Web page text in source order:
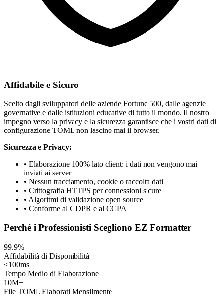
Affidabile e Sicuro
Scelto dagli sviluppatori delle aziende Fortune 500, dalle agenzie
governative e dalle istituzioni educative di tutto il mondo. Il nostro
impegno verso la privacy e la sicurezza garantisce che i vostri dati di
configurazione TOML non lascino mai il browser.
Sicurezza e Privacy:
• Elaborazione 100% lato client: i dati non vengono mai
inviati ai server
• Nessun tracciamento, cookie o raccolta dati
• Crittografia HTTPS per connessioni sicure
• Algoritmi di validazione open source
• Conforme al GDPR e al CCPA
Perché i Professionisti Scegliono EZ Formatter
99.9%
Affidabilità di Disponibilità
<100ms
Tempo Medio di Elaborazione
10M+
File TOML Elaborati Mensilmente